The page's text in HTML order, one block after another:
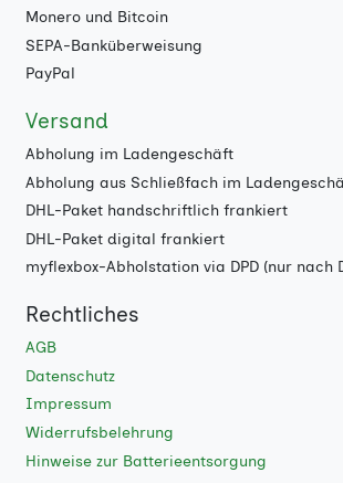
Monero und Bitcoin
SEPA-Banküberweisung
PayPal
Versand
Abholung im Ladengeschäft
Abholung aus Schließfach im
DHL-Paket handschriftlich frankiert
DHL-Paket digital frankiert
myflexbox-Abholstation via DPD (nur nach
Rechtliches
AGB
Datenschutz
Impressum
Widerrufsbelehrung
Hinweise zur Batterieentsorgung